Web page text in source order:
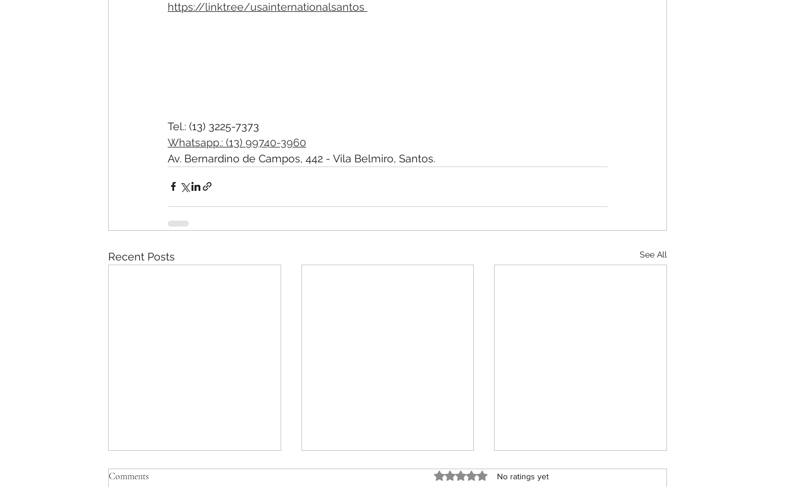
https://linktr.ee/usainternationalsantos
Tel.: (13) 3225-7373
Whatsapp.: (13) 99740-3960
Av. Bernardino de Campos, 442 - Vila Belmiro, Santos.
Recent Posts See All
Comments Rated 0 out of 5 stars.
No ratings yet